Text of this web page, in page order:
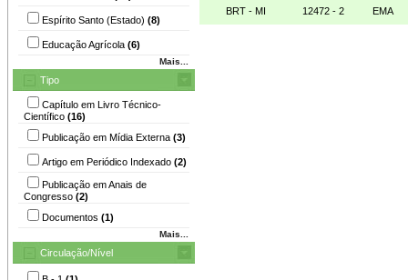
Espírito Santo (Estado) (8)
Educação Agrícola (6)
Mais...
Tipo
Capítulo em Livro Técnico-
Científico (16)
Publicação em Mídia Externa (3)
Artigo em Periódico Indexado (2)
Publicação em Anais de
Congresso (2)
Documentos (1)
Mais...
Circulação/Nível
BRT - MI 12472 - 2 EMA